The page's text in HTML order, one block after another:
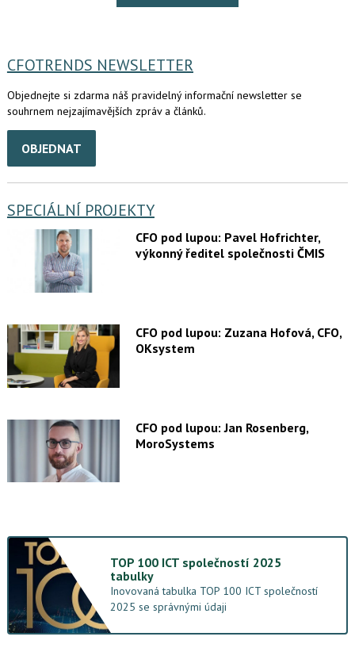
CFOTRENDS NEWSLETTER
Objednejte si zdarma náš pravidelný informační newsletter se
souhrnem nejzajímavějších zpráv a článků.
OBJEDNAT
SPECIÁLNÍ PROJEKTY
CFO pod lupou: Pavel Hofrichter,
výkonný ředitel společnosti ČMIS
CFO pod lupou: Zuzana Hofová, CFO,
OKsystem
CFO pod lupou: Jan Rosenberg,
MoroSystems
TOP 100 ICT společností 2025
tabulky
Inovovaná tabulka TOP 100 ICT společností
2025 se správnými údaji